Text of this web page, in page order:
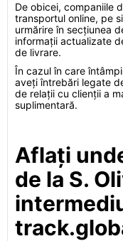
De obicei, companiile
transportul online, pe
urmărire în secțiunea
informații actualizate
de livrare.
În cazul în care
aveți întrebări legate
de relații cu clienții a
suplimentară.
Aflați
de la S.